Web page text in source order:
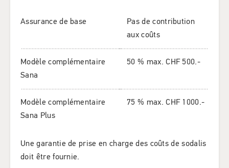
Assurance de base
Pas de contribution
aux coûts
Modèle complémentaire
Sana
50 % max. CHF 500.-
Modèle complémentaire
Sana Plus
75 % max. CHF 1000.-
Une garantie de prise en charge des coûts de sodalis
doit être fournie.